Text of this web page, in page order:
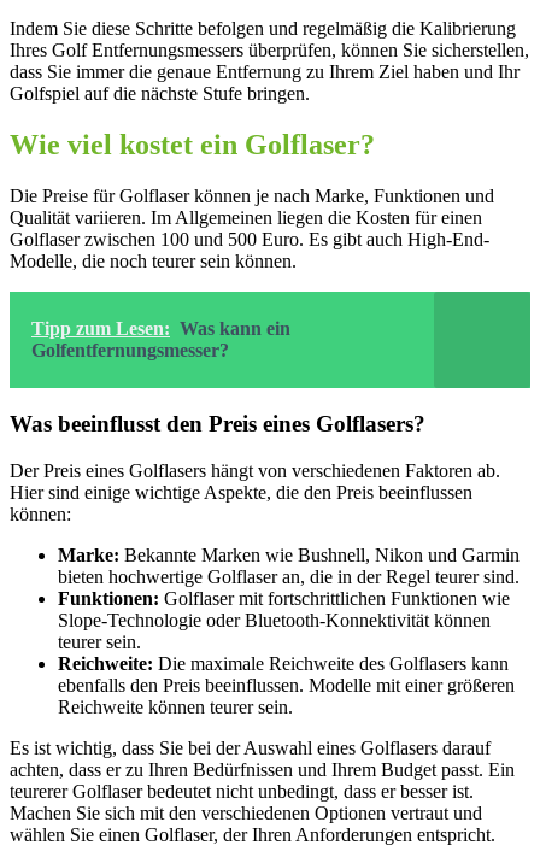
Indem Sie diese Schritte befolgen und regelmäßig die Kalibrierung
Ihres Golf Entfernungsmessers überprüfen, können Sie sicherstellen,
dass Sie immer die genaue Entfernung zu Ihrem Ziel haben und Ihr
Golfspiel auf die nächste Stufe bringen.
Wie viel kostet ein Golflaser?
Die Preise für Golflaser können je nach Marke, Funktionen und
Qualität variieren. Im Allgemeinen liegen die Kosten für einen
Golflaser zwischen 100 und 500 Euro. Es gibt auch High-End-
Modelle, die noch teurer sein können.
Tipp zum Lesen: Was kann ein
Golfentfernungsmesser?
Was beeinflusst den Preis eines Golflasers?
Der Preis eines Golflasers hängt von verschiedenen Faktoren ab.
Hier sind einige wichtige Aspekte, die den Preis beeinflussen
können:
Marke: Bekannte Marken wie Bushnell, Nikon und Garmin
bieten hochwertige Golflaser an, die in der Regel teurer sind.
Funktionen: Golflaser mit fortschrittlichen Funktionen wie
Slope-Technologie oder Bluetooth-Konnektivität können
teurer sein.
Reichweite: Die maximale Reichweite des Golflasers kann
ebenfalls den Preis beeinflussen. Modelle mit einer größeren
Reichweite können teurer sein.
Es ist wichtig, dass Sie bei der Auswahl eines Golflasers darauf
achten, dass er zu Ihren Bedürfnissen und Ihrem Budget passt. Ein
teurerer Golflaser bedeutet nicht unbedingt, dass er besser ist.
Machen Sie sich mit den verschiedenen Optionen vertraut und
wählen Sie einen Golflaser, der Ihren Anforderungen entspricht.